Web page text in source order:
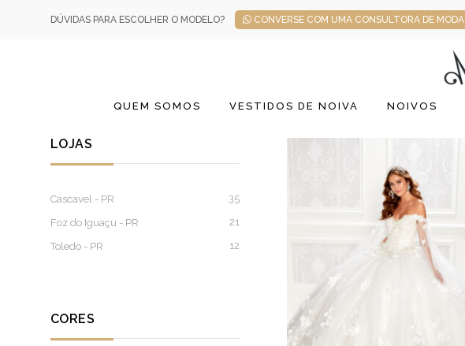
DÚVIDAS PARA ESCOLHER O MODELO? CONVERSE COM UMA CONSULTORA DE MODA.
QUEM SOMOS VESTIDOS DE NOIVA NOIVOS
LOJAS
Cascavel - PR 35
Foz do Iguaçu - PR 21
Toledo - PR 12
CORES